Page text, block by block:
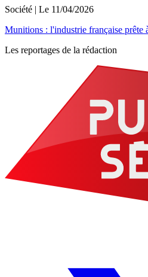
Société | Le 11/04/2026
Munitions : l'industrie française prête
Les reportages de la rédaction